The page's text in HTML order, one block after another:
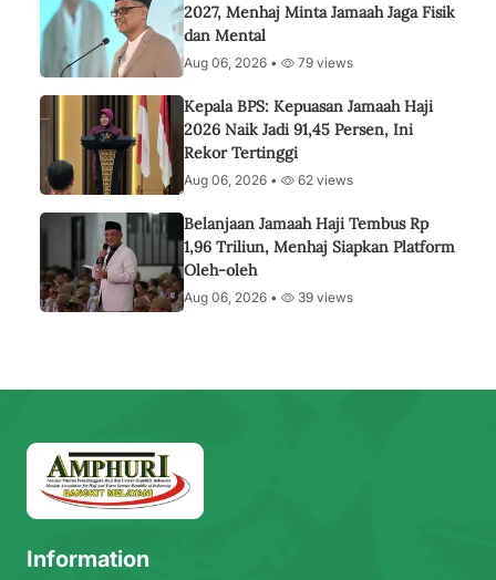
2027, Menhaj Minta Jamaah Jaga Fisik
dan Mental
Aug 06, 2026 • 79 views
Kepala BPS: Kepuasan Jamaah Haji
2026 Naik Jadi 91,45 Persen, Ini
Rekor Tertinggi
Aug 06, 2026 • 62 views
Belanjaan Jamaah Haji Tembus Rp
1,96 Triliun, Menhaj Siapkan Platform
Oleh-oleh
Aug 06, 2026 • 39 views
Information